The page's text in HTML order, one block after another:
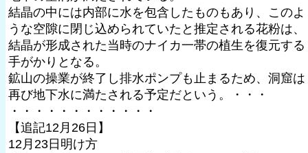
結晶の中には内部に水を包含したものもあり、このよ
うな空隙に閉じ込められていたと推定される花粉は、
結晶が形成された当時のナイカ一帯の植生を復元する
手がかりとなる。
鉱山の操業が終了し排水ポンプも止まるため、洞窟は
再び地下水に満たされる予定だという。・・・
・・・・・・・・・・・・
【追記12月26日】
12月23日明け方